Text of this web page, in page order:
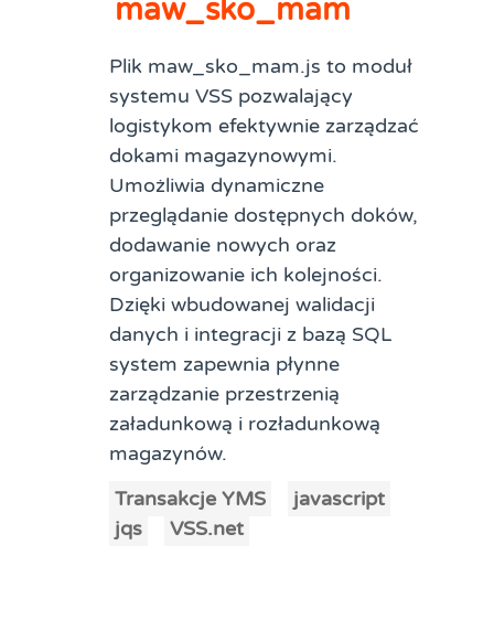
maw_sko_mam
Plik maw_sko_mam.js to moduł
systemu VSS pozwalający
logistykom efektywnie zarządzać
dokami magazynowymi.
Umożliwia dynamiczne
przeglądanie dostępnych doków,
dodawanie nowych oraz
organizowanie ich kolejności.
Dzięki wbudowanej walidacji
danych i integracji z bazą SQL
system zapewnia płynne
zarządzanie przestrzenią
załadunkową i rozładunkową
magazynów.
Transakcje YMS
javascript
jqs
VSS.net